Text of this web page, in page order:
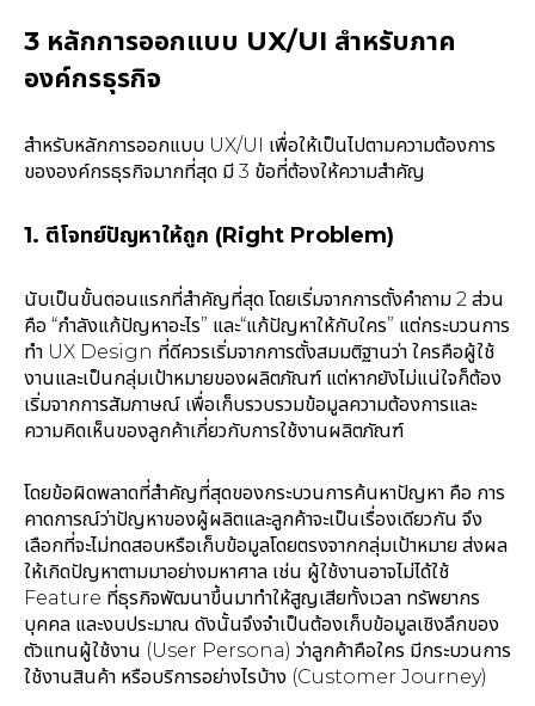
3 หลักการออกแบบ UX/UI สำหรับภาค
องค์กรธุรกิจ
สำหรับหลักการออกแบบ UX/UI เพื่อให้เป็นไปตามความต้องการ
ขององค์กรธุรกิจมากที่สุด มี 3 ข้อที่ต้องให้ความสำคัญ
1. ตีโจทย์ปัญหาให้ถูก (Right Problem)
นับเป็นขั้นตอนแรกที่สำคัญที่สุด โดยเริ่มจากการตั้งคำถาม 2 ส่วน
คือ “กำลังแก้ปัญหาอะไร” และ“แก้ปัญหาให้กับใคร” แต่กระบวนการ
ทำ UX Design ที่ดีควรเริ่มจากการตั้งสมมติฐานว่า ใครคือผู้ใช้
งานและเป็นกลุ่มเป้าหมายของผลิตภัณฑ์ แต่หากยังไม่แน่ใจก็ต้อง
เริ่มจากการสัมภาษณ์ เพื่อเก็บรวบรวมข้อมูลความต้องการและ
ความคิดเห็นของลูกค้าเกี่ยวกับการใช้งานผลิตภัณฑ์
โดยข้อผิดพลาดที่สำคัญที่สุดของกระบวนการค้นหาปัญหา คือ การ
คาดการณ์ว่าปัญหาของผู้ผลิตและลูกค้าจะเป็นเรื่องเดียวกัน จึง
เลือกที่จะไม่ทดสอบหรือเก็บข้อมูลโดยตรงจากกลุ่มเป้าหมาย ส่งผล
ให้เกิดปัญหาตามมาอย่างมหาศาล เช่น ผู้ใช้งานอาจไม่ได้ใช้
Feature ที่ธุรกิจพัฒนาขึ้นมาทำให้สูญเสียทั้งเวลา ทรัพยากร
บุคคล และงบประมาณ ดังนั้นจึงจำเป็นต้องเก็บข้อมูลเชิงลึกของ
ตัวแทนผู้ใช้งาน (User Persona) ว่าลูกค้าคือใคร มีกระบวนการ
ใช้งานสินค้า หรือบริการอย่างไรบ้าง (Customer Journey)